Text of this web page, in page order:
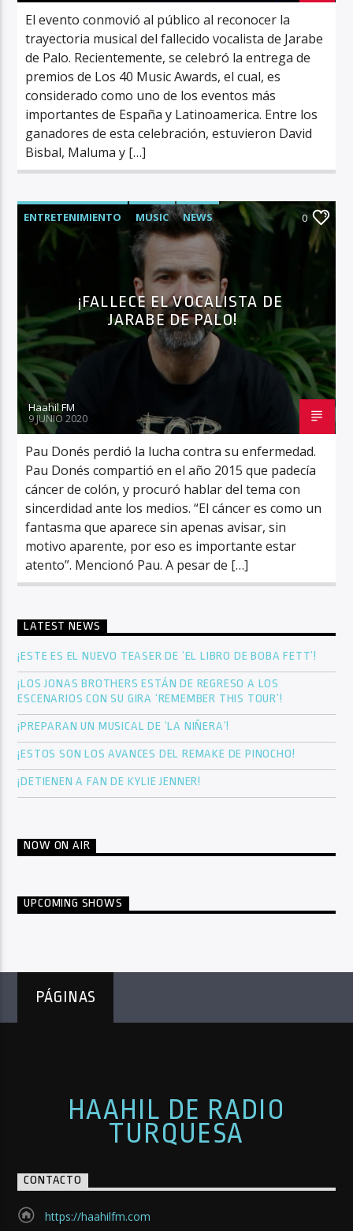
El evento conmovió al público al reconocer la
trayectoria musical del fallecido vocalista de Jarabe
de Palo. Recientemente, se celebró la entrega de
premios de Los 40 Music Awards, el cual, es
considerado como uno de los eventos más
importantes de España y Latinoamerica. Entre los
ganadores de esta celebración, estuvieron David
Bisbal, Maluma y […]
ENTRETENIMIENTO MUSIC NEWS 0
¡FALLECE EL VOCALISTA DE
JARABE DE PALO!
Haahil FM
9 JUNIO 2020
Pau Donés perdió la lucha contra su enfermedad.
Pau Donés compartió en el año 2015 que padecía
cáncer de colón, y procuró hablar del tema con
sincerdidad ante los medios. “El cáncer es como un
fantasma que aparece sin apenas avisar, sin
motivo aparente, por eso es importante estar
atento”. Mencionó Pau. A pesar de […]
LATEST NEWS
¡ESTE ES EL NUEVO TEASER DE ‘EL LIBRO DE BOBA FETT’!
¡LOS JONAS BROTHERS ESTÁN DE REGRESO A LOS
ESCENARIOS CON SU GIRA ‘REMEMBER THIS TOUR’!
¡PREPARAN UN MUSICAL DE ‘LA NIÑERA’!
¡ESTOS SON LOS AVANCES DEL REMAKE DE PINOCHO!
¡DETIENEN A FAN DE KYLIE JENNER!
NOW ON AIR
UPCOMING SHOWS
PÁGINAS
HAAHIL DE RADIO
TURQUESA
CONTACTO
https://haahilfm.com